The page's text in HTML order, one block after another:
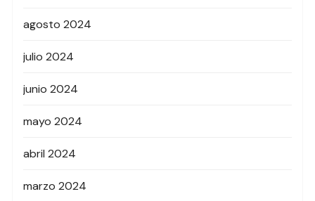
agosto 2024
julio 2024
junio 2024
mayo 2024
abril 2024
marzo 2024